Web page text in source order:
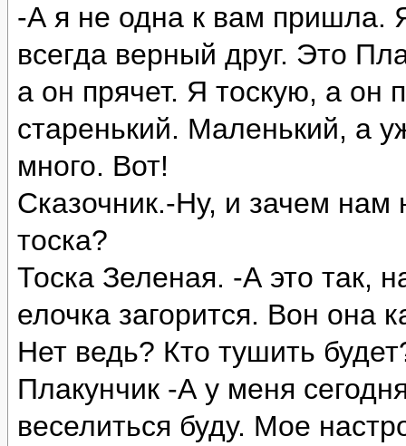
-А я не одна к вам пришла.
всегда верный друг. Это
а он прячет. Я тоскую, а он
старенький. Маленький, а
много. Вот!
Сказочник.-Ну, и зачем
тоска?
Тоска Зеленая. -А это так,
елочка загорится. Вон она
Нет ведь? Кто тушить
Плакунчик -А у меня
веселиться буду. Мое